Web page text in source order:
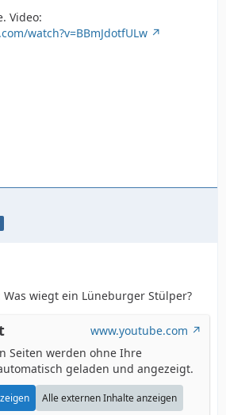
Video:
watch?v=BBmJdotfULw
Was wiegt ein Lüneburger Stülper?
www.youtube.com
Seiten werden ohne Ihre
geladen und angezeigt.
Alle externen Inhalte anzeigen